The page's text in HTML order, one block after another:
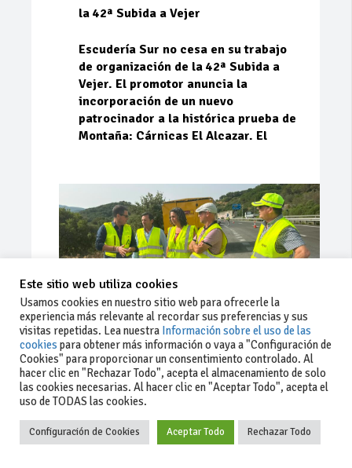
la 42ª Subida a Vejer
Escudería Sur no cesa en su trabajo
de organización de la 42ª Subida a
Vejer. El promotor anuncia la
incorporación de un nuevo
patrocinador a la histórica prueba de
Montaña: Cárnicas El Alcazar. El
Ago 03, 2026 93 0 0
La Junta implementa mejoras en la
A381 por Los Barrios
Este sitio web utiliza cookies
Usamos cookies en nuestro sitio web para ofrecerle la
experiencia más relevante al recordar sus preferencias y sus
visitas repetidas. Lea nuestra Información sobre el uso de las
cookies para obtener más información o vaya a "Configuración de
Cookies" para proporcionar un consentimiento controlado. Al
hacer clic en "Rechazar Todo", acepta el almacenamiento de solo
las cookies necesarias. Al hacer clic en "Aceptar Todo", acepta el
uso de TODAS las cookies.
Configuración de Cookies Aceptar Todo Rechazar Todo